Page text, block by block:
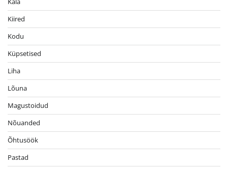
Kiired
Kodu
Küpsetised
Liha
Lõuna
Magustoidud
Nõuanded
Õhtusöök
Pastad